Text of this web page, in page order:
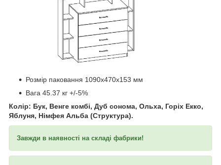
Розмір паковання 1090x470x153 мм
Вага 45.37 кг +/-5%
Колір: Бук, Венге комбі, Дуб сонома, Ольха, Горіх Екко,
Яблуня, Німфея Альба (Структура).
Завжди в наявності на складі фабрики!